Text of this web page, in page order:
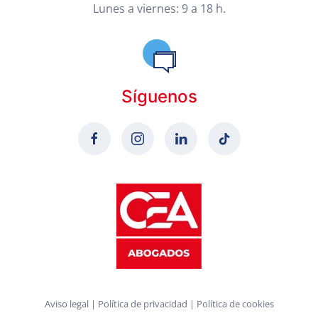
Lunes a viernes: 9 a 18 h.
Síguenos
Aviso legal| Política de privacidad | Política de cookies